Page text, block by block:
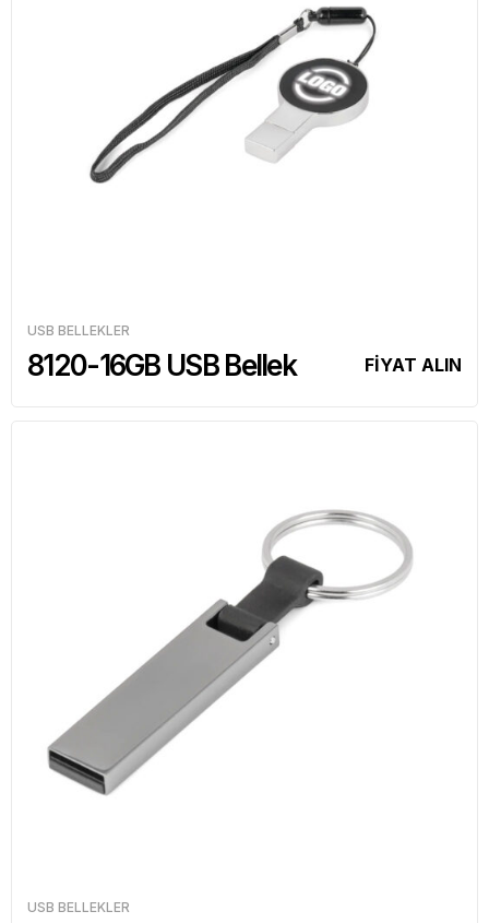
USB BELLEKLER
8120-16GB USB Bellek FİYAT ALIN
USB BELLEKLER